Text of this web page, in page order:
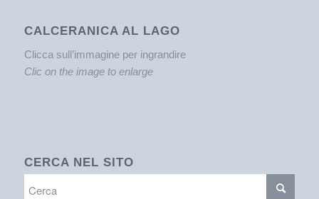
CALCERANICA AL LAGO
Clicca sull’immagine per ingrandire
Clic on the image to enlarge
CERCA NEL SITO